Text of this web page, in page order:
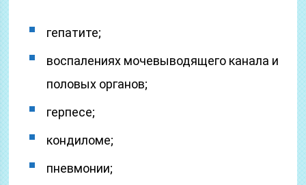
гепатите;
воспалениях мочевыводящего канала и
половых органов;
герпесе;
кондиломе;
пневмонии;